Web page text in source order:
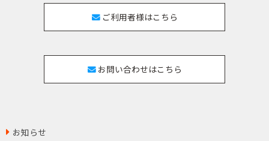
ご利用者様はこちら
お問い合わせはこちら
お知らせ